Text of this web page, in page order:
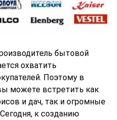
бытовой
охватить
Поэтому в
можете встретить как
и дач, так и огромные
к созданию